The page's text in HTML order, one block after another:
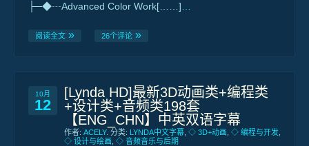
├─◆┄Advanced Color Work[……]
阅读全文 26个评论
10月
12
[Lynda HD]最新3D动画类+编程类
+设计类+音频类198套
【ENG_CHN】中英双语字幕
作者: ACELY. 分类: LYNDA中文字幕 ◇ 3D+动画 ◇ 编程与开发
◇ 设计与绘画 ◇ 音频音乐与后期